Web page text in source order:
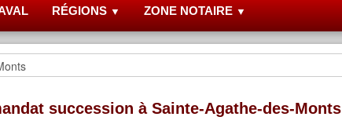
RÉGIONS ▼ ZONE NOTAIRE ▼
succession à Sainte-Agathe-des-Monts